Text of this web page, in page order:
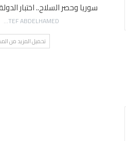
سوريا وحصر السلاح.. اختبار
AWATEF ABDELHAMED
تحميل المزيد من